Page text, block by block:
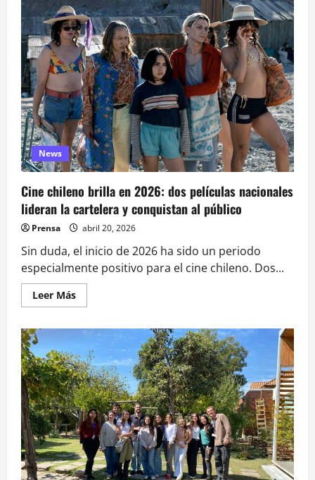
nueva
película
de
Super
Mario
se
mantiene
por
tercera
semana
consecutiva
como
líder
de
taquilla
News
Cine chileno brilla en 2026: dos películas nacionales
lideran la cartelera y conquistan al público
Prensa abril 20, 2026
Sin duda, el inicio de 2026 ha sido un periodo
especialmente positivo para el cine chileno. Dos...
Leer MásLeer
más
Cine
chileno
brilla
en
2026:
dos
películas
nacionales
lideran
la
cartelera
y
conquistan
al
público